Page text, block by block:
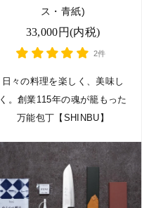
ス・青紙)
33,000円(内税)
2件
日々の料理を楽しく、美味し
く。創業115年の魂が籠もった
万能包丁【SHINBU】